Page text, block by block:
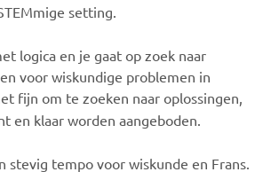
setting.
logica en je gaat op zoek naar
voor wiskundige problemen in
fijn om te zoeken naar oplossingen,
en klaar worden aangeboden.
stevig tempo voor wiskunde en Frans.